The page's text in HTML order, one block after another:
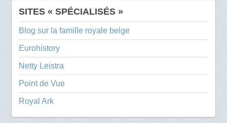
SITES « SPÉCIALISÉS »
Blog sur la famille royale belge
Eurohistory
Netty Leistra
Point de Vue
Royal Ark